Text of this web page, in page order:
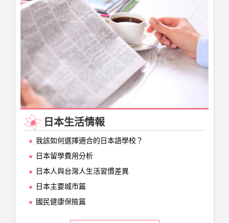
日本生活情報
我該如何選擇適合的日本語學校？
日本留學費用分析
日本人與台灣人生活習慣差異
日本主要城市篇
國民健康保險篇